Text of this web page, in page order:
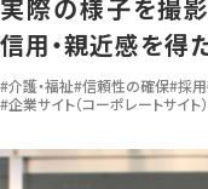
実際の様子を撮
信用・親近感を得
#介護・福祉#信頼性の確保#採
#企業サイト（コーポレートサイト）